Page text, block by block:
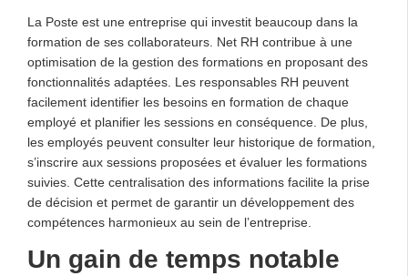
La Poste est une entreprise qui investit beaucoup dans la
formation de ses collaborateurs. Net RH contribue à une
optimisation de la gestion des formations en proposant des
fonctionnalités adaptées. Les responsables RH peuvent
facilement identifier les besoins en formation de chaque
employé et planifier les sessions en conséquence. De plus,
les employés peuvent consulter leur historique de formation,
s’inscrire aux sessions proposées et évaluer les formations
suivies. Cette centralisation des informations facilite la prise
de décision et permet de garantir un développement des
compétences harmonieux au sein de l’entreprise.
Un gain de temps notable